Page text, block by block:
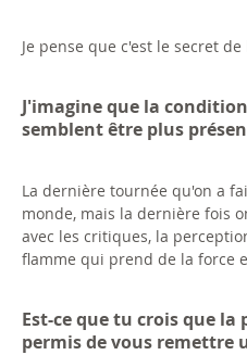
Je pense que c'est le secret
J'imagine que la
semblent être plus
La dernière tournée qu'on a
monde, mais la dernière fois
avec les critiques, la
flamme qui prend de la force
Est-ce que tu crois que
permis de vous remettre